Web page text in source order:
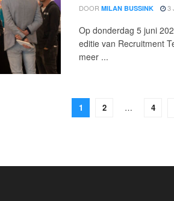
DOOR MILAN BUSSINK 3
Op donderdag 5 juni
editie van Recruitment
meer ...
1 2 … 4